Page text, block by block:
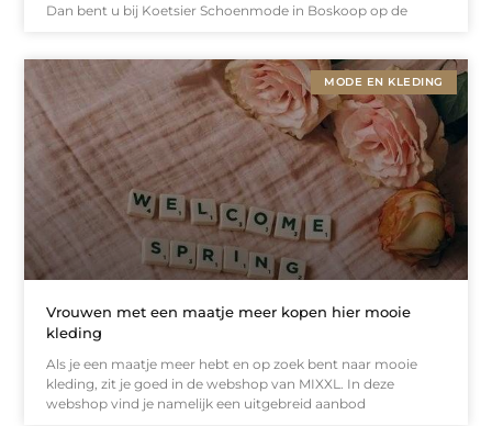
Dan bent u bij Koetsier Schoenmode in Boskoop op de
MODE EN KLEDING
Vrouwen met een maatje meer kopen hier mooie
kleding
Als je een maatje meer hebt en op zoek bent naar mooie
kleding, zit je goed in de webshop van MIXXL. In deze
webshop vind je namelijk een uitgebreid aanbod